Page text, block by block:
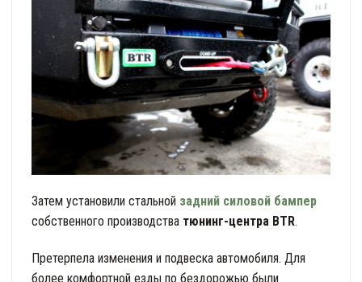
Затем установили стальной задний силовой бампер
собственного производства тюнинг-центра BTR.
Претерпела изменения и подвеска автомобиля. Для
более комфортной езды по бездорожью были